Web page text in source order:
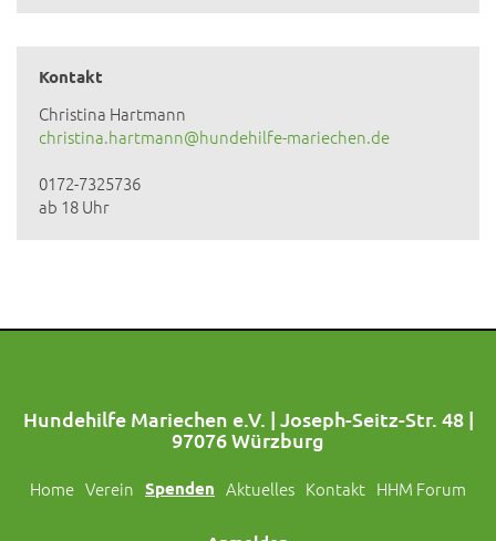
Kontakt
Christina Hartmann
christina.hartmann@hundehilfe-mariechen.de
0172-7325736
ab 18 Uhr
Hundehilfe Mariechen e.V. | Joseph-Seitz-Str. 48 |
97076 Würzburg
Home Verein Spenden Aktuelles Kontakt HHM Forum